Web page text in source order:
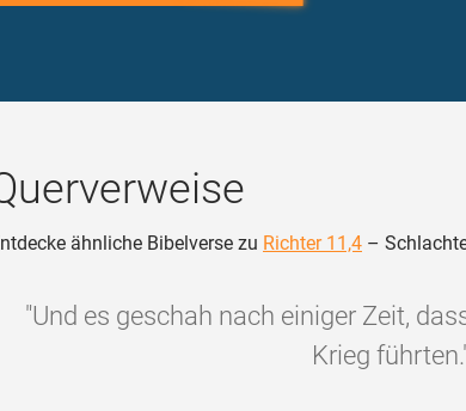
ähnliche Bibelverse zu Richter 11,4 –
"Und es geschah nach einiger Zeit,
Krieg